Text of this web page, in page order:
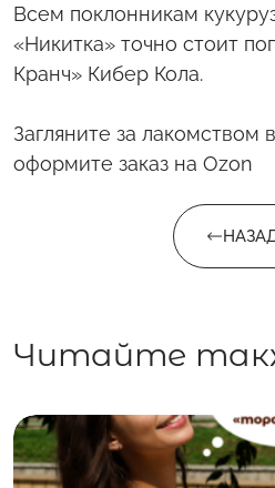
Всем поклонникам
«Никитка» точно стоит
Кранч» Кибер Кола.
Загляните за лакомством
оформите заказ на Ozon
Читайте